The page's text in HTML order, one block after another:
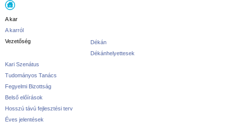
A kar
A karról
Vezetőség
Dékán
Dékánhelyettesek
Kari Szenátus
Tudományos Tanács
Fegyelmi Bizottság
Belső előírások
Hosszú távú fejlesztési terv
Éves jelentések